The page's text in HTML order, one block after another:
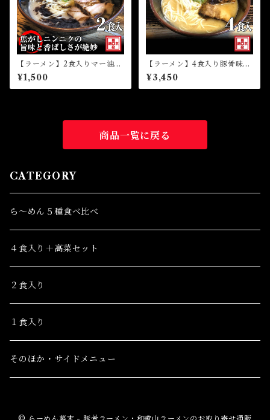
【ラーメン】2食入りマー油豚
骨ら～めん（冷凍）
¥1,500
【ラーメン】4食入り豚骨味噌
ら～めん高菜セット（冷凍）
¥3,450
商品一覧に戻る
CATEGORY
ら～めん５種食べ比べ
４食入り＋高菜セット
２食入り
１食入り
そのほか・サイドメニュー